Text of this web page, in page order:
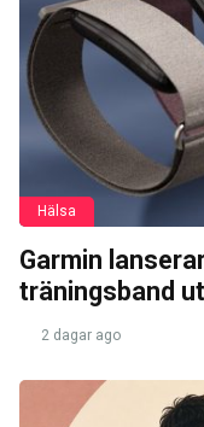
Hälsa
Garmin
träningsband
2 dagar ago